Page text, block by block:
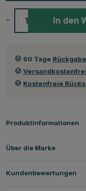
- In den
60 Tage
Kostenfreie
Produktinformationen
Über die Marke
Kundenbewertungen